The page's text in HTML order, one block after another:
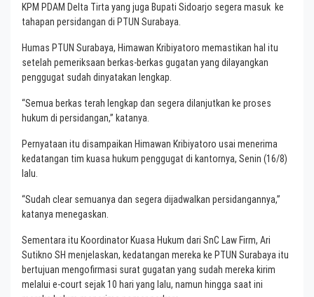
KPM PDAM Delta Tirta yang juga Bupati Sidoarjo segera masuk ke
tahapan persidangan di PTUN Surabaya.
Humas PTUN Surabaya, Himawan Kribiyatoro memastikan hal itu
setelah pemeriksaan berkas-berkas gugatan yang dilayangkan
penggugat sudah dinyatakan lengkap.
“Semua berkas terah lengkap dan segera dilanjutkan ke proses
hukum di persidangan,” katanya.
Pernyataan itu disampaikan Himawan Kribiyatoro usai menerima
kedatangan tim kuasa hukum penggugat di kantornya, Senin (16/8)
lalu.
“Sudah clear semuanya dan segera dijadwalkan persidangannya,”
katanya menegaskan.
Sementara itu Koordinator Kuasa Hukum dari SnC Law Firm, Ari
Sutikno SH menjelaskan, kedatangan mereka ke PTUN Surabaya itu
bertujuan mengofirmasi surat gugatan yang sudah mereka kirim
melalui e-court sejak 10 hari yang lalu, namun hingga saat ini